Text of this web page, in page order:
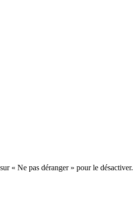
« Ne pas déranger » pour le désactiver.